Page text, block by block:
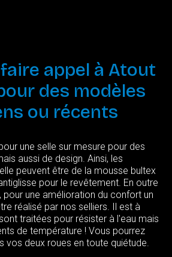
faire appel à Atout
des modèles
ou récents
une selle sur mesure pour des
aussi de design. Ainsi, les
peuvent être de la mousse bultex
pour le revêtement. En outre
pour une amélioration du confort un
réalisé par nos selliers. Il est à
traitées pour résister à l'eau mais
de température ! Vous pourrez
vos deux roues en toute quiétude.